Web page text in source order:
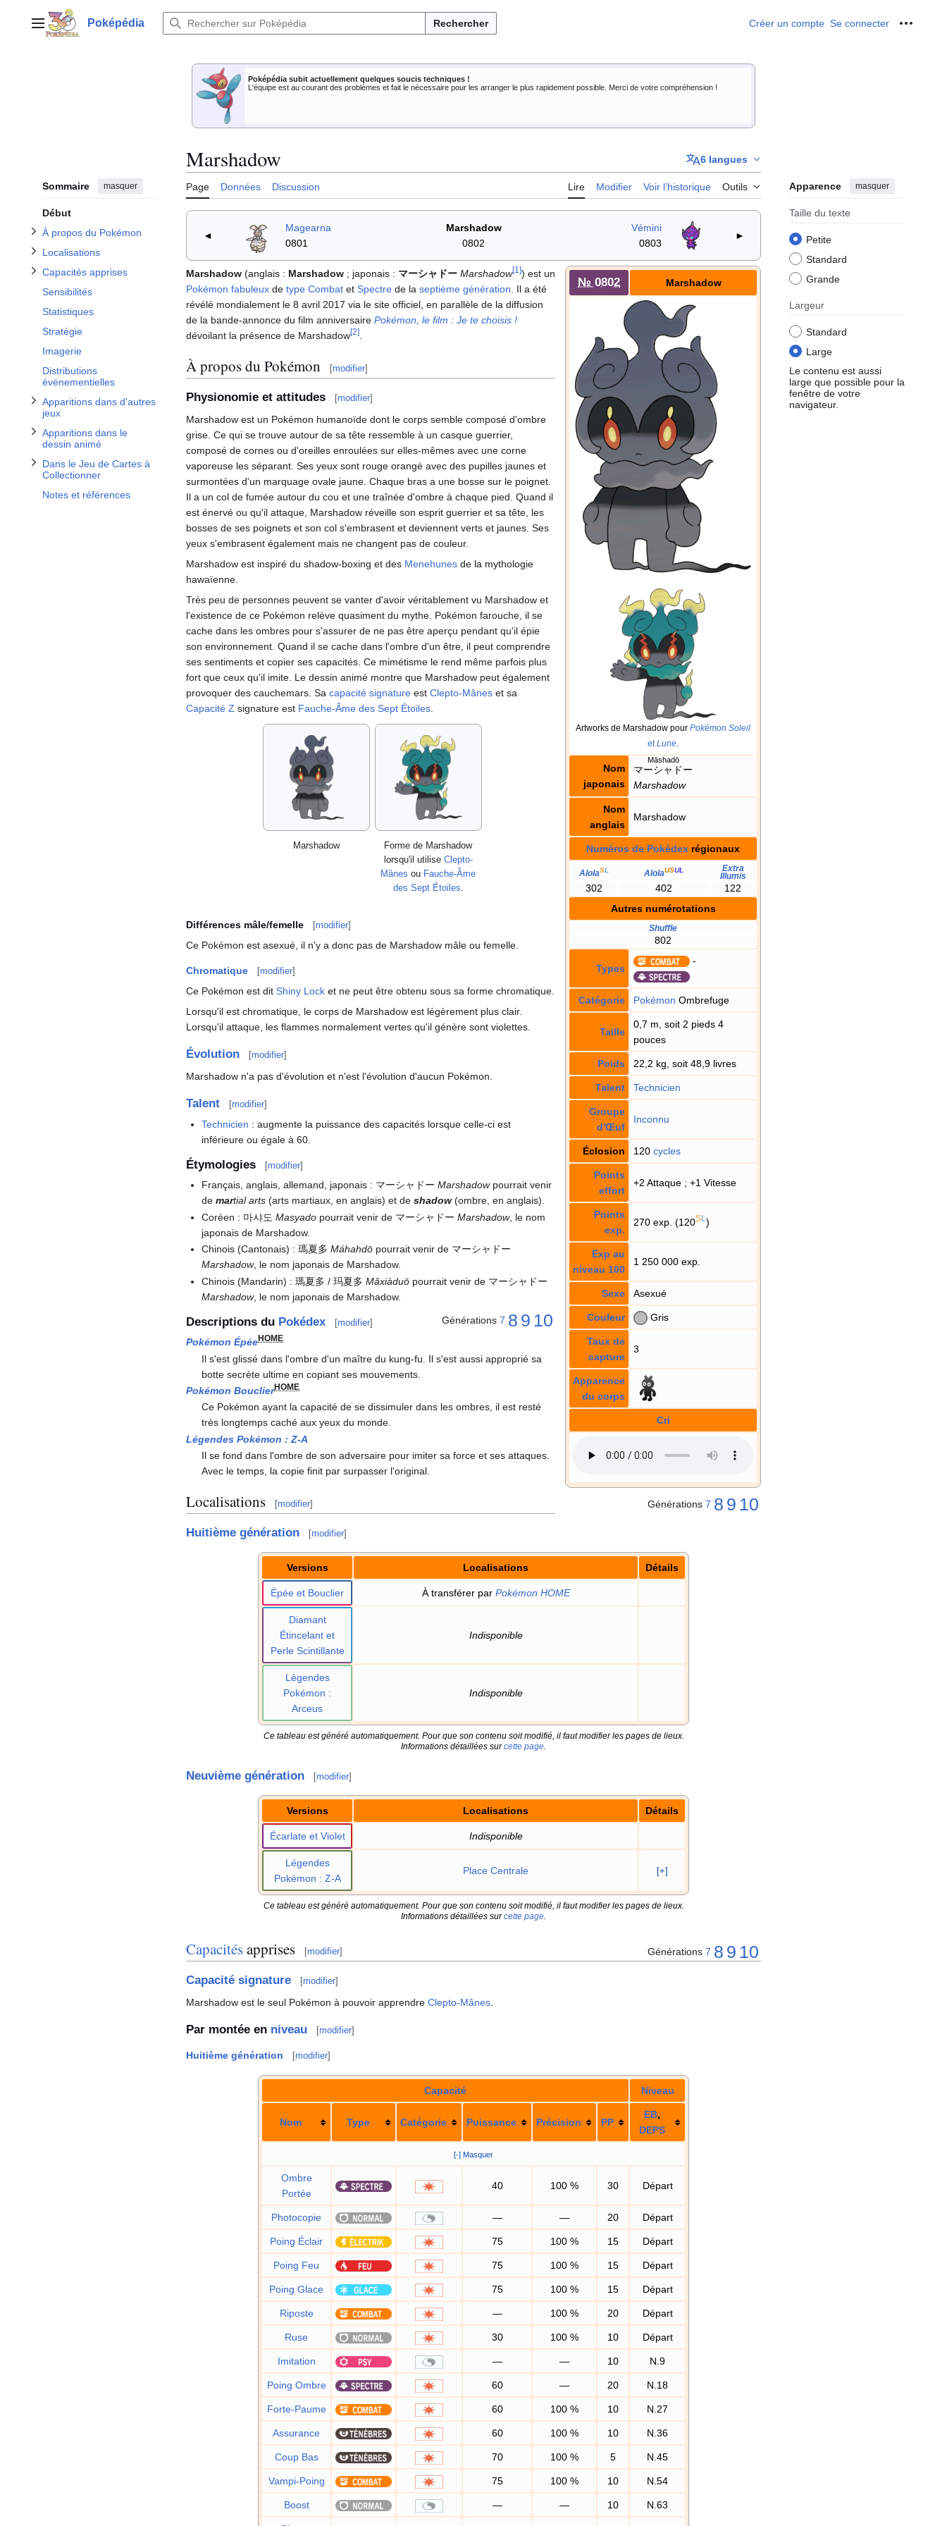
contenuMenu principalPoképédia Rechercher Créer un compte Se connecter Outils
Poképédia subit actuellement quelques soucis techniques !
L'équipe est au courant des problèmes et fait le nécessaire pour les arranger le plus rapidement possible. Merci de votre compréhension !
Sommaire masquer
Début
À propos du Pokémon
Afficher / masquer la sous-section À propos du Pokémon
Localisations
Afficher / masquer la sous-section Localisations
Capacités apprises
Afficher / masquer la sous-section Capacités apprises
Sensibilités
Statistiques
Stratégie
Imagerie
Distributions
événementielles
Apparitions dans d'autres
jeux
Afficher / masquer la sous-section Apparitions dans d'autres jeux
Apparitions dans le
dessin animé
Afficher / masquer la sous-section Apparitions dans le dessin animé
Dans le Jeu de Cartes à
Collectionner
Afficher / masquer la sous-section Dans le Jeu de Cartes à Collectionner
Notes et références
Marshadow 6 langues
Page Données Discussion Lire Modifier Voir l’historique Outils Apparence masquer
Taille du texte
Petite
Standard
Grande
Largeur
Standard
Large
Le contenu est aussi
large que possible pour la
fenêtre de votre
navigateur.
◄
Magearna
0801
Marshadow
0802
Vémini
0803
►
№ 0802 Marshadow
Artworks de Marshadow pour Pokémon Soleil
et Lune
Nom
japonais
マーシャドー
Māshadō
Marshadow
Nom
anglais
Marshadow
Numéros de Pokédex régionaux
AlolaSL AlolaUSUL
Extra
Illumis
302 402
122
Autres numérotations
Shuffle
802
Types
-
Catégorie Pokémon Ombrefuge
Taille
0,7 m, soit 2 pieds 4
pouces
Poids 22,2 kg, soit 48,9 livres
Talent Technicien
Groupe
d'Œuf
Inconnu
Éclosion 120 cycles
Points
effort
+2 Attaque ; +1 Vitesse
Points
exp.
270 exp. (120S )
Exp au
niveau 100
1 250 000 exp.
Sexe Asexué
Couleur Gris
Taux de
capture
3
Apparence
du corps
Cri
Marshadow (anglais : Marshadow ; japonais : マーシャドー Marshadow[1 ]) est un
Pokémon fabuleux de type Combat et Spectre de la septième génération . Il a été
révélé mondialement le 8 avril 2017 via le site officiel, en parallèle de la diffusion
de la bande-annonce du film anniversaire Pokémon, le film : Je te choisis !
dévoilant la présence de Marshadow[2]
À propos du Pokémon [modifier]
Physionomie et attitudes [modifier]
Marshadow est un Pokémon humanoïde dont le corps semble composé d'ombre
grise. Ce qui se trouve autour de sa tête ressemble à un casque guerrier,
composé de cornes ou d'oreilles enroulées sur elles-mêmes avec une corne
vaporeuse les séparant. Ses yeux sont rouge orangé avec des pupilles jaunes et
surmontées d'un marquage ovale jaune. Chaque bras a une bosse sur le poignet.
Il a un col de fumée autour du cou et une traînée d'ombre à chaque pied. Quand il
est énervé ou qu'il attaque, Marshadow réveille son esprit guerrier et sa tête, les
bosses de ses poignets et son col s'embrasent et deviennent verts et jaunes. Ses
yeux s'embrasent également mais ne changent pas de couleur.
Marshadow est inspiré du shadow-boxing et des Menehunes de la mythologie
hawaïenne.
Très peu de personnes peuvent se vanter d'avoir véritablement vu Marshadow et
l'existence de ce Pokémon relève quasiment du mythe. Pokémon farouche, il se
cache dans les ombres pour s'assurer de ne pas être aperçu pendant qu'il épie
son environnement. Quand il se cache dans l'ombre d'un être, il peut comprendre
ses sentiments et copier ses capacités. Ce mimétisme le rend même parfois plus
fort que ceux qu'il imite. Le dessin animé montre que Marshadow peut également
provoquer des cauchemars. Sa capacité signature est Clepto-Mânes et sa
Capacité Z signature est Fauche-Âme des Sept Étoiles
Marshadow
Forme de Marshadow
lorsqu'il utilise Clepto-
Mânes ou Fauche-Âme
des Sept Étoiles
Différences mâle/femelle [modifier]
Ce Pokémon est asexué, il n'y a donc pas de Marshadow mâle ou femelle.
Chromatique [modifier]
Ce Pokémon est dit Shiny Lock et ne peut être obtenu sous sa forme chromatique.
Lorsqu'il est chromatique, le corps de Marshadow est légèrement plus clair.
Lorsqu'il attaque, les flammes normalement vertes qu'il génère sont violettes.
Évolution [modifier]
Marshadow n'a pas d'évolution et n'est l'évolution d'aucun Pokémon.
Talent [modifier]
Technicien : augmente la puissance des capacités lorsque celle-ci est
inférieure ou égale à 60.
Étymologies [modifier]
Français, anglais, allemand, japonais : マーシャドーMarshadowpourrait venir
demartial arts (arts martiaux, en anglais) et deshadow(ombre, en anglais).
Coréen : 마샤도Masyado pourrait venir de マーシャドーMarshadow, le nom
japonais de Marshadow.
Chinois (Cantonais) : 瑪夏多Máhahdō pourrait venir de マーシャドー
Marshadow, le nom japonais de Marshadow.
Chinois (Mandarin) : 瑪夏多 / 玛夏多Mǎxiàduō pourrait venir de マーシャドー
Marshadow, le nom japonais de Marshadow.
Descriptions du Pokédex [modifier] Générations 7 8 9 10
Pokémon ÉpéeHOME
Il s'est glissé dans l'ombre d'un maître du kung-fu. Il s'est aussi approprié sa
botte secrète ultime en copiant ses mouvements.
Pokémon BouclierHOME
Ce Pokémon ayant la capacité de se dissimuler dans les ombres, il est resté
très longtemps caché aux yeux du monde.
Légendes Pokémon : Z-A
Il se fond dans l'ombre de son adversaire pour imiter sa force et ses attaques.
Avec le temps, la copie finit par surpasser l'original.
Localisations [modifier] Générations 7 8 9 10
Huitième génération [modifier]
Versions Localisations Détails
Épée et Bouclier À transférer par Pokémon HOME
Diamant
Étincelant et
Perle Scintillante
Indisponible
Légendes
Pokémon :
Arceus
Indisponible
Ce tableau est généré automatiquement. Pour que son contenu soit modifié, il faut modifier les pages de lieux.
Informations détaillées surcette page
Neuvième génération [modifier]
Versions Localisations Détails
Écarlate et Violet Indisponible
Légendes
Pokémon : Z-A
Place Centrale [+]
Ce tableau est généré automatiquement. Pour que son contenu soit modifié, il faut modifier les pages de lieux.
Informations détaillées surcette page
Capacitésapprises [modifier] Générations 7 8 9 10
Capacité signature [modifier]
Marshadow est le seul Pokémon à pouvoir apprendre Clepto-Mânes
Par montée en niveau [modifier]
Huitième génération [modifier]
Capacité Niveau
Nom Type Catégorie Puissance Précision PP
EB,
DEPS
[-] Masquer
Ombre
Portée
40 100 % 30 Départ
Photocopie — — 20 Départ
Poing Éclair 75 100 % 15 Départ
Poing Feu 75 100 % 15 Départ
Poing Glace 75 100 % 15 Départ
Riposte — 100 % 20 Départ
Ruse 30 100 % 10 Départ
Imitation — — 10 N.9
Poing Ombre 60 — 20 N.18
Forte-Paume 60 100 % 10 N.27
Assurance 60 100 % 10 N.36
Coup Bas 70 100 % 5 N.45
Vampi-Poing 75 100 % 10 N.54
Boost — — 10 N.63